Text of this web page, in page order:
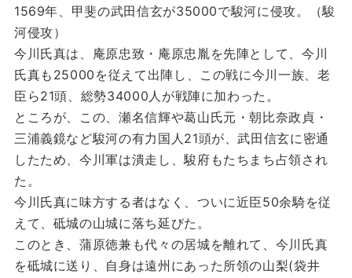
1569年、甲斐の武田信玄が35000で駿河に侵攻。（駿
河侵攻）
今川氏真は、庵原忠致・庵原忠胤を先陣として、今川
氏真も25000を従えて出陣し、この戦に今川一族、老
臣ら21頭、総勢34000人が戦陣に加わった。
ところが、この、瀬名信輝や葛山氏元・朝比奈政貞・
三浦義鏡など駿河の有力国人21頭が、武田信玄に密通
したため、今川軍は潰走し、駿府もたちまち占領され
た。
今川氏真に味方する者はなく、ついに近臣50余騎を従
えて、砥城の山城に落ち延びた。
このとき、蒲原徳兼も代々の居城を離れて、今川氏真
を砥城に送り、自身は遠州にあった所領の山梨(袋井